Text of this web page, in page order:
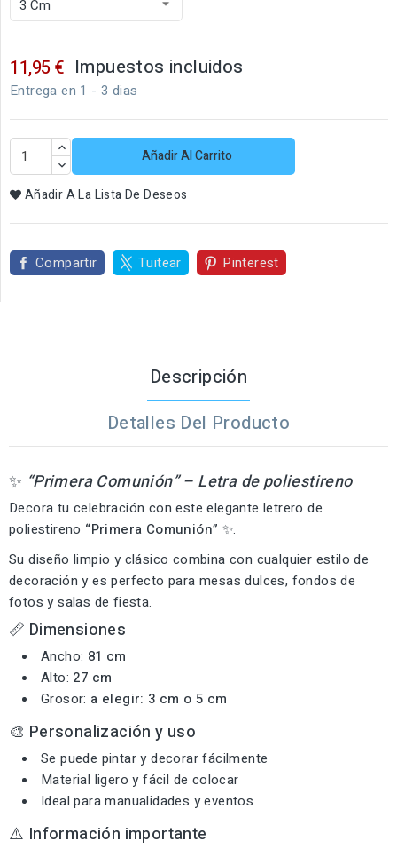
11,95 € Impuestos incluidos
Entrega en 1 - 3 dias
Añadir Al Carrito
Añadir A La Lista De Deseos
Compartir Tuitear Pinterest
Descripción
Detalles Del Producto
✨ “Primera Comunión” – Letra de poliestireno
Decora tu celebración con este elegante letrero de
poliestireno “Primera Comunión” ✨.
Su diseño limpio y clásico combina con cualquier estilo de
decoración y es perfecto para mesas dulces, fondos de
fotos y salas de fiesta.
📏 Dimensiones
Ancho: 81 cm
Alto: 27 cm
Grosor: a elegir: 3 cm o 5 cm
🎨 Personalización y uso
Se puede pintar y decorar fácilmente
Material ligero y fácil de colocar
Ideal para manualidades y eventos
⚠️ Información importante